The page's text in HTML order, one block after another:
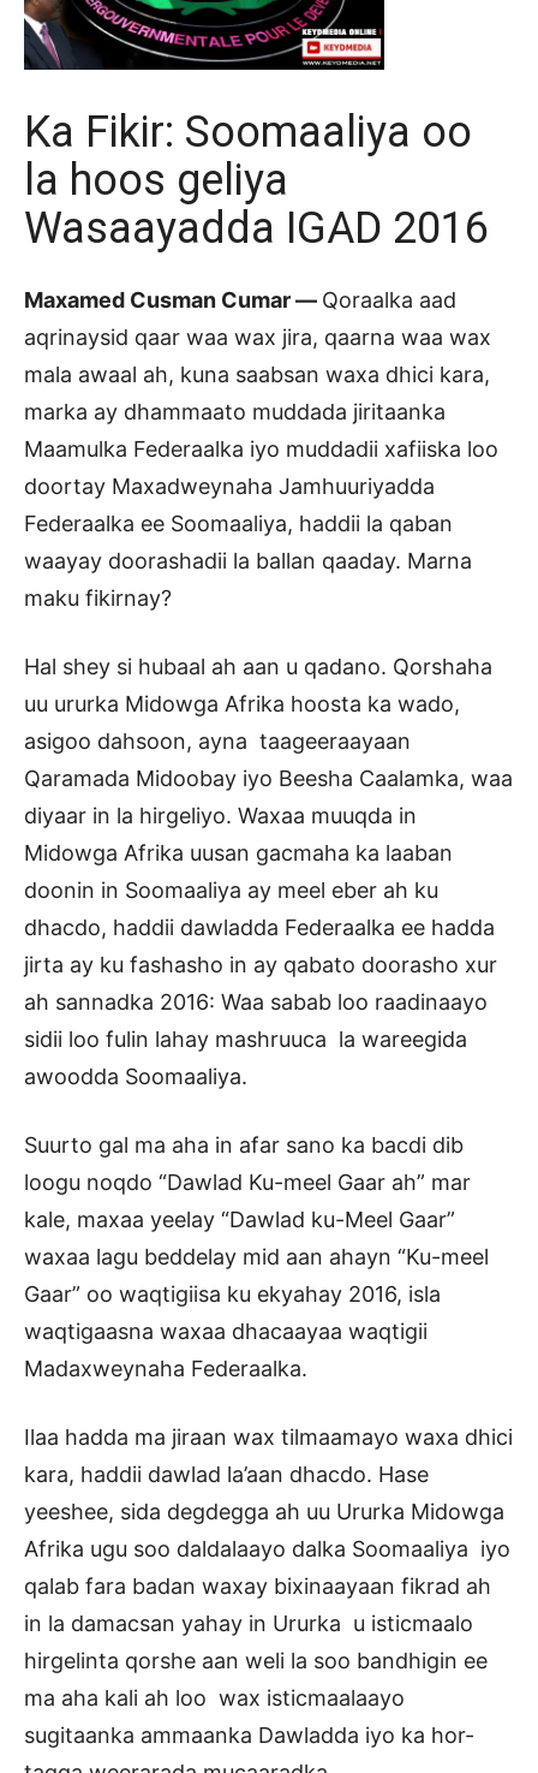
Ka Fikir: Soomaaliya oo
la hoos geliya
Wasaayadda IGAD 2016
Maxamed Cusman Cumar — Qoraalka aad
aqrinaysid qaar waa wax jira, qaarna waa wax
mala awaal ah, kuna saabsan waxa dhici kara,
marka ay dhammaato muddada jiritaanka
Maamulka Federaalka iyo muddadii xafiiska loo
doortay Maxadweynaha Jamhuuriyadda
Federaalka ee Soomaaliya, haddii la qaban
waayay doorashadii la ballan qaaday. Marna
maku fikirnay?
Hal shey si hubaal ah aan u qadano. Qorshaha
uu ururka Midowga Afrika hoosta ka wado,
asigoo dahsoon, ayna taageeraayaan
Qaramada Midoobay iyo Beesha Caalamka, waa
diyaar in la hirgeliyo. Waxaa muuqda in
Midowga Afrika uusan gacmaha ka laaban
doonin in Soomaaliya ay meel eber ah ku
dhacdo, haddii dawladda Federaalka ee hadda
jirta ay ku fashasho in ay qabato doorasho xur
ah sannadka 2016: Waa sabab loo raadinaayo
sidii loo fulin lahay mashruuca la wareegida
awoodda Soomaaliya.
Suurto gal ma aha in afar sano ka bacdi dib
loogu noqdo “Dawlad Ku-meel Gaar ah” mar
kale, maxaa yeelay “Dawlad ku-Meel Gaar”
waxaa lagu beddelay mid aan ahayn “Ku-meel
Gaar” oo waqtigiisa ku ekyahay 2016, isla
waqtigaasna waxaa dhacaayaa waqtigii
Madaxweynaha Federaalka.
Ilaa hadda ma jiraan wax tilmaamayo waxa dhici
kara, haddii dawlad la’aan dhacdo. Hase
yeeshee, sida degdegga ah uu Ururka Midowga
Afrika ugu soo daldalaayo dalka Soomaaliya iyo
qalab fara badan waxay bixinaayaan fikrad ah
in la damacsan yahay in Ururka u isticmaalo
hirgelinta qorshe aan weli la soo bandhigin ee
ma aha kali ah loo wax isticmaalaayo
sugitaanka ammaanka Dawladda iyo ka hor-